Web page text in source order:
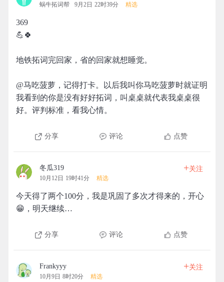
蜗牛拓词帮 9月2日 22时39分 精选
369
💪🍀
地铁拓词完回家，省的回家就想睡觉。
@马吃菠萝，记得打卡。以后我叫你马吃菠萝时就证明
我看到的你是没有好好拓词，叫桌桌就代表我桌桌很
好。评判标准，看我心情。
分享 评论 点赞
冬瓜319
10月12日 19时41分 精选
+关注
今天得了两个100分，我是巩固了多次才得来的，开心
😁，明天继续…
分享 评论 点赞
Frankyyy
10月9日 8时20分 精选
+关注